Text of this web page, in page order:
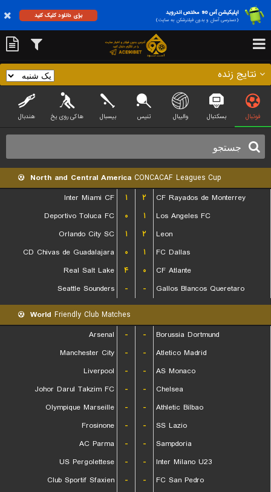
اپلیکیشن آس 90 مختص اندروید
(دسترسی آسان و بدون فیلترشکن به سایت)
برای دانلود کلیک کنید
نتایج زنده
فوتبال بسکتبال والیبال تنیس بیسبال هاکی روی یخ هندبال
North and Central America CONCACAF Leagues Cup
Inter Miami CF
۱ ۲
CF Rayados de Monterrey
Deportivo Toluca FC
۰ ۱
Los Angeles FC
Orlando City SC
۱ ۲
Leon
CD Chivas de Guadalajara
۰ ۱
FC Dallas
Real Salt Lake
۴ ۰
CF Atlante
Seattle Sounders
- - Gallos Blancos Queretaro
World Friendly Club Matches
Arsenal
- -
Borussia Dortmund
Manchester City
- -
Atletico Madrid
Liverpool
- -
AS Monaco
Johor Darul Takzim FC
- -
Chelsea
Olympique Marseille
- -
Athletic Bilbao
Frosinone
- -
SS Lazio
AC Parma
- -
Sampdoria
US Pergolettese
- -
Inter Milano U23
Club Sportif Sfaxien
- -
FC San Pedro